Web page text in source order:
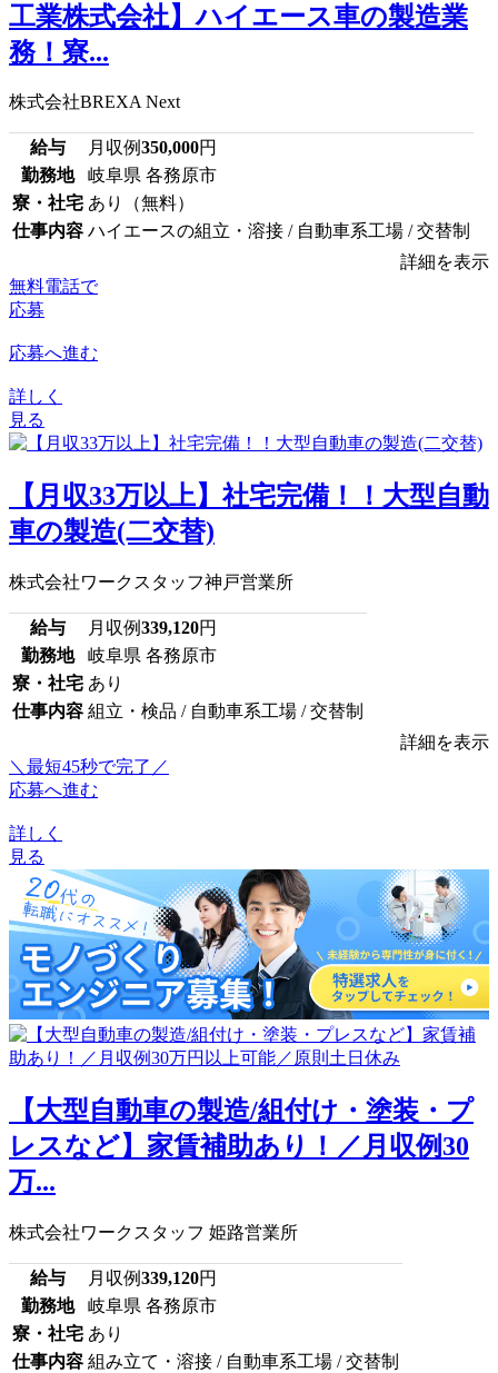
工業株式会社】ハイエース車の製造業
務！寮...
株式会社BREXA Next
給与 月収例350,000円
勤務地
岐阜県 各務原市
寮・社宅 あり（無料）
仕事内容 ハイエースの組立・溶接 / 自動車系工場 / 交替制
詳細を表示
無料電話で
応募
応募へ進む
詳しく
見る
【月収33万以上】社宅完備！！大型自動
車の製造(二交替)
株式会社ワークスタッフ神戸営業所
給与 月収例339,120円
勤務地
岐阜県 各務原市
寮・社宅 あり
仕事内容 組立・検品 / 自動車系工場 / 交替制
詳細を表示
＼最短45秒で完了／
応募へ進む
詳しく
見る
【大型自動車の製造/組付け・塗装・プ
レスなど】家賃補助あり！／月収例30
万...
株式会社ワークスタッフ 姫路営業所
給与 月収例339,120円
勤務地
岐阜県 各務原市
寮・社宅 あり
仕事内容 組み立て・溶接 / 自動車系工場 / 交替制